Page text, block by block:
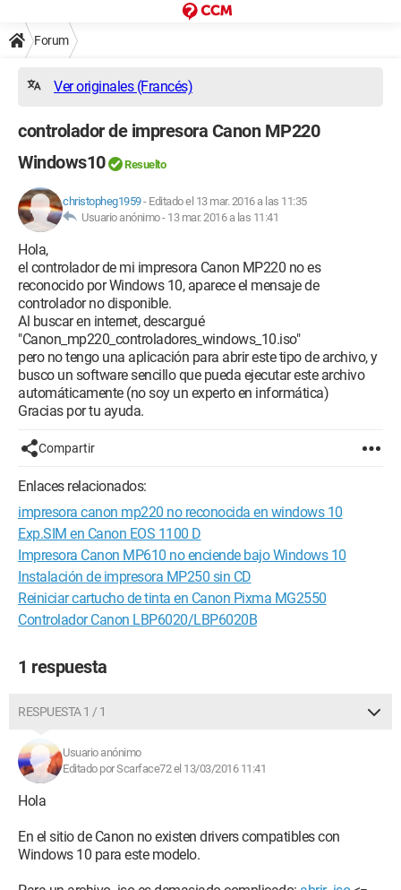
Forum
Ver originales (Francés)
controlador de impresora Canon MP220
Windows10
Resuelto
christopheg1959- Editado el 13 mar. 2016 a las 11:35
Usuario anónimo - 13 mar. 2016 a las 11:41
Hola,
el controlador de mi impresora Canon MP220 no es
reconocido por Windows 10, aparece el mensaje de
controlador no disponible.
Al buscar en internet, descargué
"Canon_mp220_controladores_windows_10.iso"
pero no tengo una aplicación para abrir este tipo de archivo, y
busco un software sencillo que pueda ejecutar este archivo
automáticamente (no soy un experto en informática)
Gracias por tu ayuda.
Compartir
Enlaces relacionados:
impresora canon mp220 no reconocida en windows 10
Exp.SIM en Canon EOS 1100 D
Impresora Canon MP610 no enciende bajo Windows 10
Instalación de impresora MP250 sin CD
Reiniciar cartucho de tinta en Canon Pixma MG2550
Controlador Canon LBP6020/LBP6020B
1 respuesta
RESPUESTA 1 / 1
Usuario anónimo
Editado por Scarface72 el 13/03/2016 11:41
Hola
En el sitio de Canon no existen drivers compatibles con
Windows 10 para este modelo.